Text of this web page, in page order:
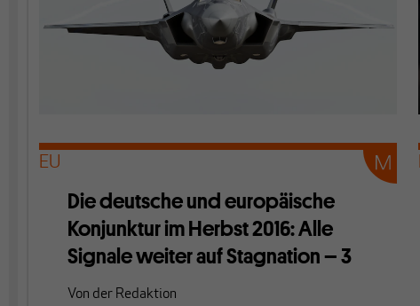
EU
Die deutsche und europäische
Konjunktur im Herbst 2016: Alle
Signale weiter auf Stagnation – 3
Von der Redaktion